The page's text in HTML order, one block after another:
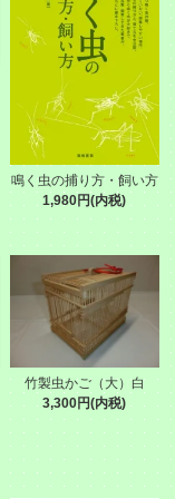
鳴く虫の捕り方・飼い方
1,980円(内税)
竹製虫かご（大）白
3,300円(内税)